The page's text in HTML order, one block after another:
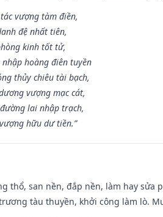
vượng tàm điền,
đệ nhất tiên,
kinh tốt tử,
hoàng điên tuyền
thủy chiêu tài bạch,
vượng mạc cát,
lai nhập trạch,
hữu dư tiền.”
thổ, san nền, đắp nền, làm hay sửa
tàu thuyền, khởi công làm lò.